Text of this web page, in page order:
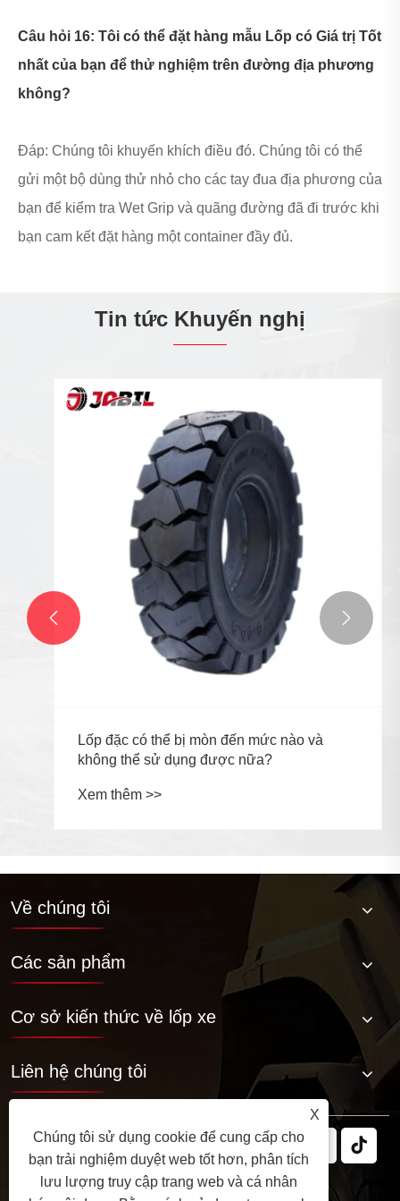
Câu hỏi 16: Tôi có thể đặt hàng mẫu Lốp có Giá trị Tốt
nhất của bạn để thử nghiệm trên đường địa phương
không?
Đáp: Chúng tôi khuyến khích điều đó. Chúng tôi có thể
gửi một bộ dùng thử nhỏ cho các tay đua địa phương của
bạn để kiểm tra Wet Grip và quãng đường đã đi trước khi
bạn cam kết đặt hàng một container đầy đủ.
Tin tức Khuyến nghị
Lốp đặc có thể bị mòn đến mức nào và
không thể sử dụng được nữa?
Xem thêm >>
 
Về chúng tôi
Các sản phẩm
Cơ sở kiến ​​thức về lốp xe
Liên hệ chúng tôi
X
Chúng tôi sử dụng cookie để cung cấp cho
bạn trải nghiệm duyệt web tốt hơn, phân tích
lưu lượng truy cập trang web và cá nhân